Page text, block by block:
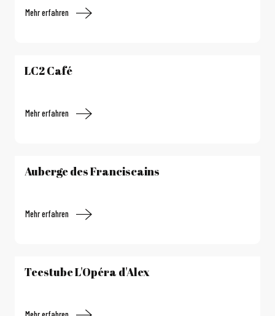
Mehr erfahren
LC2 Café
Mehr erfahren
Auberge des Franciscains
Mehr erfahren
Teestube L'Opéra d'Alex